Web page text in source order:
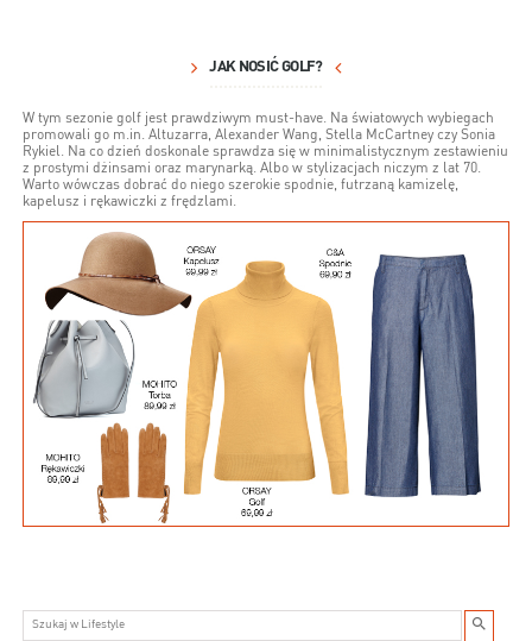
JAK NOSIĆ GOLF?
W tym sezonie golf jest prawdziwym must-have. Na światowych wybiegach
promowali go m.in. Altuzarra, Alexander Wang, Stella McCartney czy Sonia
Rykiel. Na co dzień doskonale sprawdza się w minimalistycznym zestawieniu
z prostymi dżinsami oraz marynarką. Albo w stylizacjach niczym z lat 70.
Warto wówczas dobrać do niego szerokie spodnie, futrzaną kamizelę,
kapelusz i rękawiczki z frędzlami.